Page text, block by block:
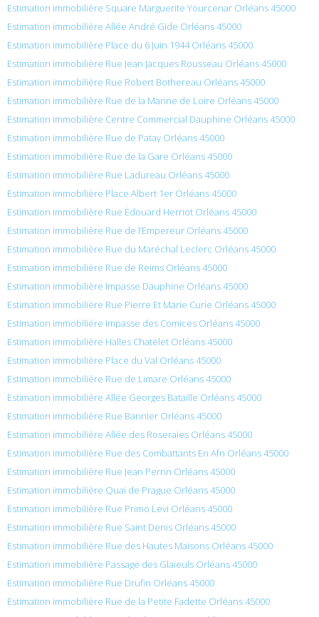
Estimation immobilière Square Marguerite Yourcenar Orléans 45000
Estimation immobilière Allée André Gide Orléans 45000
Estimation immobilière Place du 6 Juin 1944 Orléans 45000
Estimation immobilière Rue Jean Jacques Rousseau Orléans 45000
Estimation immobilière Rue Robert Bothereau Orléans 45000
Estimation immobilière Rue de la Marine de Loire Orléans 45000
Estimation immobilière Centre Commercial Dauphine Orléans 45000
Estimation immobilière Rue de Patay Orléans 45000
Estimation immobilière Rue de la Gare Orléans 45000
Estimation immobilière Rue Ladureau Orléans 45000
Estimation immobilière Place Albert 1er Orléans 45000
Estimation immobilière Rue Édouard Herriot Orléans 45000
Estimation immobilière Rue de l’Empereur Orléans 45000
Estimation immobilière Rue du Maréchal Leclerc Orléans 45000
Estimation immobilière Rue de Reims Orléans 45000
Estimation immobilière Impasse Dauphine Orléans 45000
Estimation immobilière Rue Pierre Et Marie Curie Orléans 45000
Estimation immobilière Impasse des Comices Orléans 45000
Estimation immobilière Halles Chatelet Orléans 45000
Estimation immobilière Place du Val Orléans 45000
Estimation immobilière Rue de Limare Orléans 45000
Estimation immobilière Allée Georges Bataille Orléans 45000
Estimation immobilière Rue Bannier Orléans 45000
Estimation immobilière Allée des Roseraies Orléans 45000
Estimation immobilière Rue des Combattants En Afn Orléans 45000
Estimation immobilière Rue Jean Perrin Orléans 45000
Estimation immobilière Quai de Prague Orléans 45000
Estimation immobilière Rue Primo Levi Orléans 45000
Estimation immobilière Rue Saint Denis Orléans 45000
Estimation immobilière Rue des Hautes Maisons Orléans 45000
Estimation immobilière Passage des Glaieuls Orléans 45000
Estimation immobilière Rue Drufin Orléans 45000
Estimation immobilière Rue de la Petite Fadette Orléans 45000